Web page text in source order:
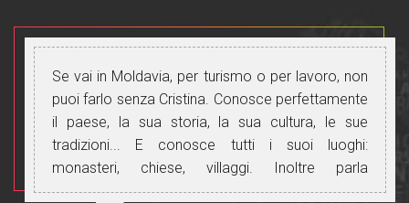
Se vai in Moldavia, per turismo o per lavoro, non
puoi farlo senza Cristina. Conosce perfettamente
il paese, la sua storia, la sua cultura, le sue
tradizioni... E conosce tutti i suoi luoghi:
monasteri, chiese, villaggi. Inoltre parla
perfettamente russo, rumeno e italiano e ti